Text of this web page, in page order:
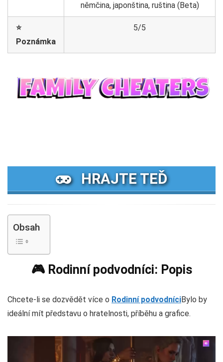
němčina, japonština, ruština (Beta)
⭐
Poznámka
5/5
HRAJTE TEĎ
Obsah
🎮 Rodinní podvodníci: Popis
Chcete-li se dozvědět více o Rodinní podvodníciBylo by
ideální mít představu o hratelnosti, příběhu a grafice.